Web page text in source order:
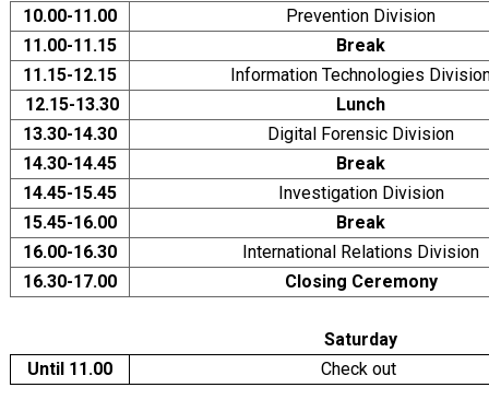
10.00-11.00
Prevention Division
11.00-11.15
Break
11.15-12.15
Information Technologies
12.15-13.30
Lunch
13.30-14.30
Digital Forensic Division
14.30-14.45
Break
14.45-15.45
Investigation Division
15.45-16.00
Break
16.00-16.30
International Relations Division
16.30-17.00
Closing Ceremony
Saturday
Until 11.00
Check out